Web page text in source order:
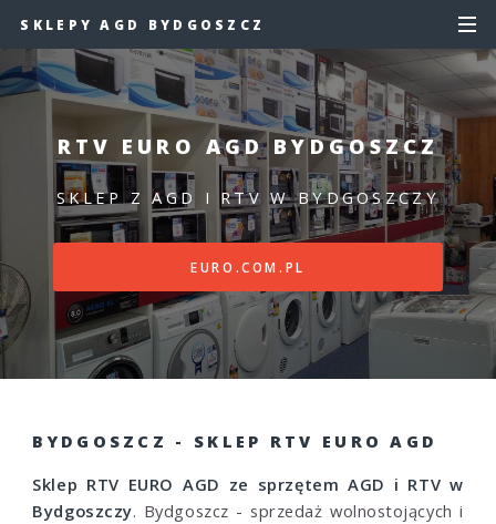
SKLEPY AGD BYDGOSZCZ
RTV EURO AGD BYDGOSZCZ
SKLEP Z AGD I RTV W BYDGOSZCZY
EURO.COM.PL
BYDGOSZCZ - SKLEP RTV EURO AGD
Sklep RTV EURO AGD ze sprzętem AGD i RTV w
Bydgoszczy. Bydgoszcz - sprzedaż wolnostojących i